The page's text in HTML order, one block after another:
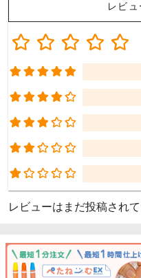
レビ
レビューはまだ投稿されて